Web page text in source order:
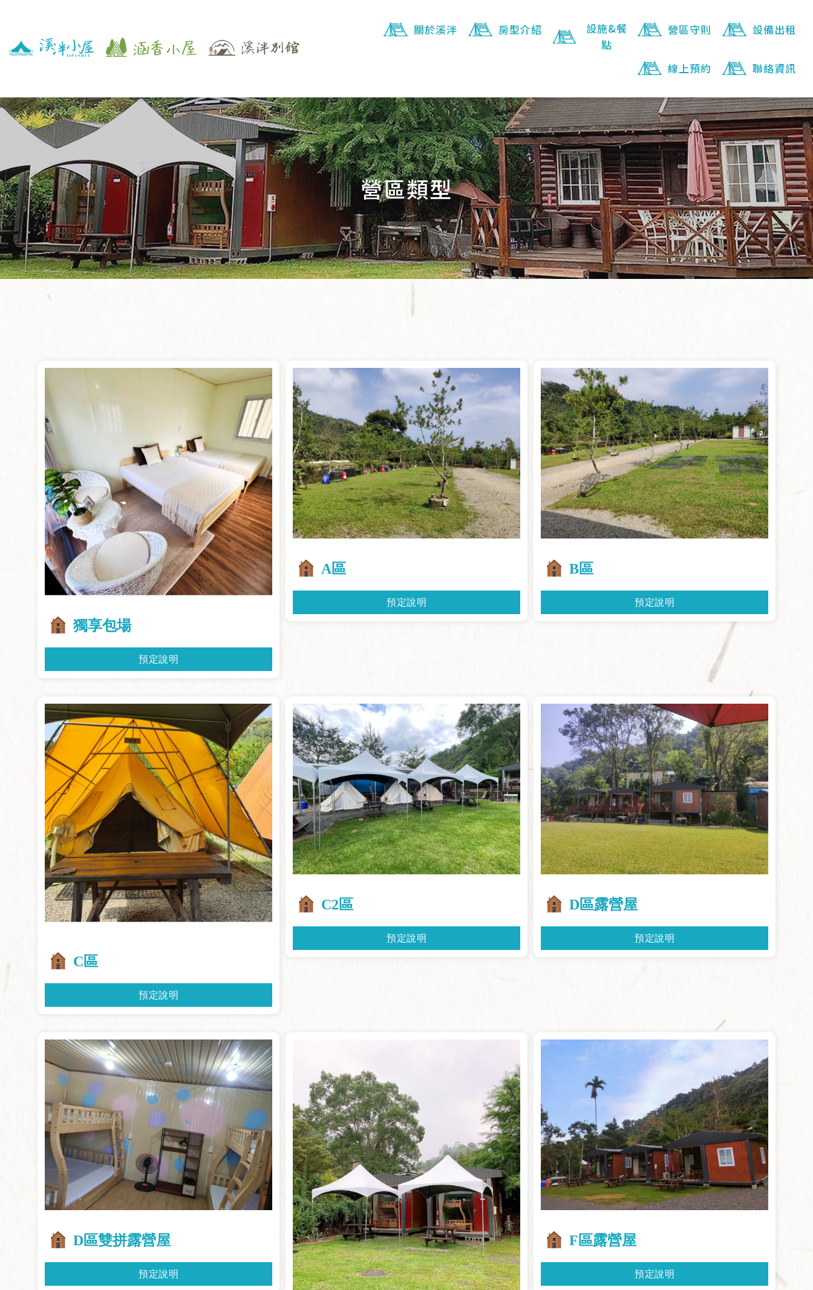
關於溪泮 房型介紹
設施&餐
點
營區守則 設備出租
線上預約 聯絡資訊
營區類型
獨享包場
預定說明
A區
預定說明
B區
預定說明
C區
預定說明
C2區
預定說明
D區露營屋
預定說明
D區雙拼露營屋
預定說明
F區露營屋
預定說明